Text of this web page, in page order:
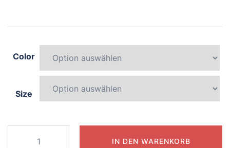
Color
Size
dynamic-
IN DEN WARENKORB